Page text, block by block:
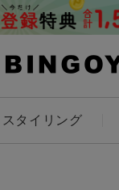
スタイリング